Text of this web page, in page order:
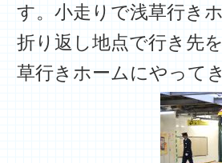
す。小走りで浅草行き
折り返し地点で行き先
草行きホームにやって